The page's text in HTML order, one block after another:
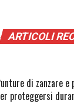
ARTICOLI
di zanzare
proteggersi